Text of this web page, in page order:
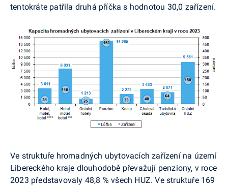
tentokráte patřila druhá příčka s hodnotou 30,0 zařízení.
Ve struktuře hromadných ubytovacích zařízení na území
Libereckého kraje dlouhodobě převažují penziony, v roce
2023 představovaly 48,8 % všech HUZ. Ve struktuře 169